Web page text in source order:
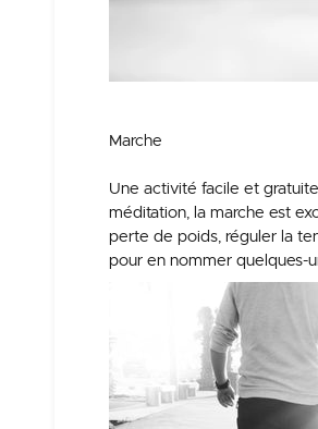
Marche
Une activité facile et
méditation, la marche est
perte de poids, réguler la
pour en nommer quelques-